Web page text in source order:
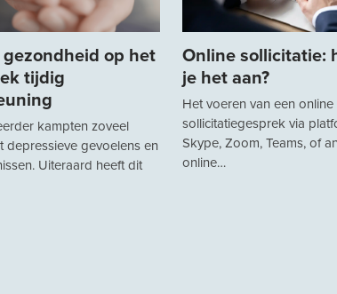
op het
tijdig
kampten zoveel
depressieve gevoelens en
Uiteraard heeft dit
Online sollicitatie:
je het aan?
Het voeren van een online
sollicitatiegesprek via
Skype, Zoom, Teams, of
online…